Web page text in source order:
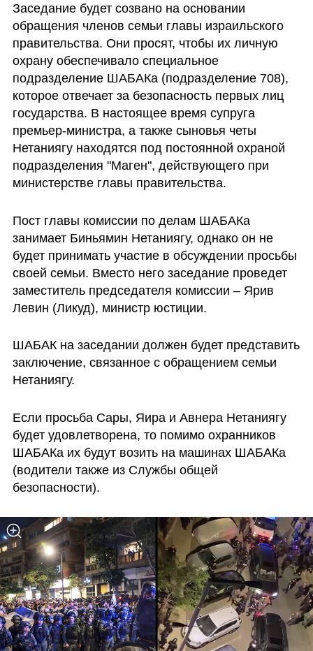
Заседание будет созвано на основании
обращения членов семьи главы израильского
правительства. Они просят, чтобы их личную
охрану обеспечивало специальное
подразделение ШАБАКа (подразделение 708),
которое отвечает за безопасность первых лиц
государства. В настоящее время супруга
премьер-министра, а также сыновья четы
Нетаниягу находятся под постоянной охраной
подразделения "Маген", действующего при
министерстве главы правительства.
Пост главы комиссии по делам ШАБАКа
занимает Биньямин Нетаниягу, однако он не
будет принимать участие в обсуждении просьбы
своей семьи. Вместо него заседание проведет
заместитель председателя комиссии – Ярив
Левин (Ликуд), министр юстиции.
ШАБАК на заседании должен будет представить
заключение, связанное с обращением семьи
Нетаниягу.
Если просьба Сары, Яира и Авнера Нетаниягу
будет удовлетворена, то помимо охранников
ШАБАКа их будут возить на машинах ШАБАКа
(водители также из Службы общей
безопасности).